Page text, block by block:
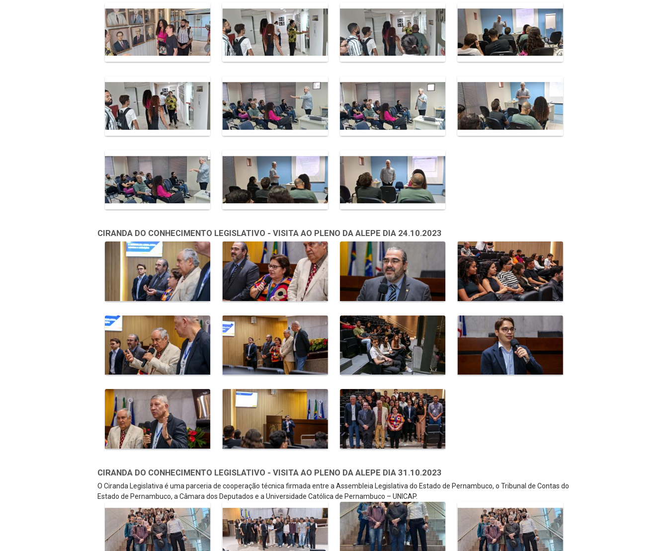
CIRANDA DO CONHECIMENTO LEGISLATIVO - VISITA AO PLENO DA ALEPE DIA 24.10.2023
Galeria de Mídias
CIRANDA DO CONHECIMENTO LEGISLATIVO - VISITA AO PLENO DA ALEPE DIA 31.10.2023
O Ciranda Legislativa é uma parceria de cooperação técnica firmada entre a Assembleia Legislativa do Estado de Pernambuco, o Tribunal de Contas do
Estado de Pernambuco, a Câmara dos Deputados e a Universidade Católica de Pernambuco – UNICAP.
Galeria de Mídias